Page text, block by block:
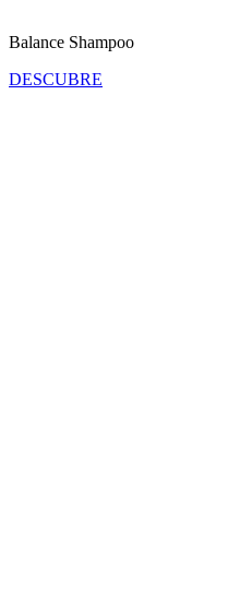
Balance Shampoo
DESCUBRE